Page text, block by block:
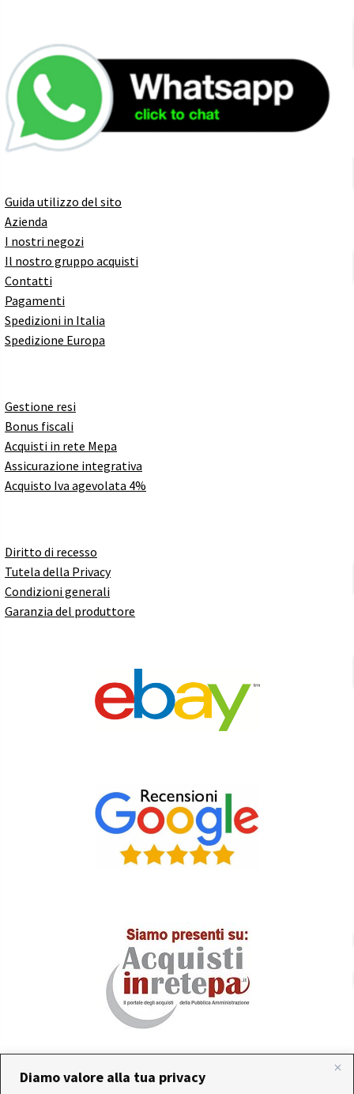
Diamo valore alla tua privacy
In occasione delle FERIE ESTIVE, alcune aziende
Guida utilizzo del sito
Azienda
I nostri negozi
Il nostro gruppo acquisti
Contatti
Pagamenti
Spedizioni in Italia
Spedizione Europa
Gestione resi
Bonus fiscali
Acquisti in rete Mepa
Assicurazione integrativa
Acquisto Iva agevolata 4%
Diritto di recesso
Tutela della Privacy
Condizioni generali
Garanzia del produttore